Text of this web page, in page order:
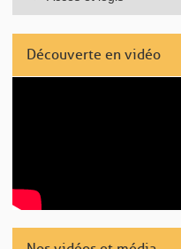
Découverte en vidéo